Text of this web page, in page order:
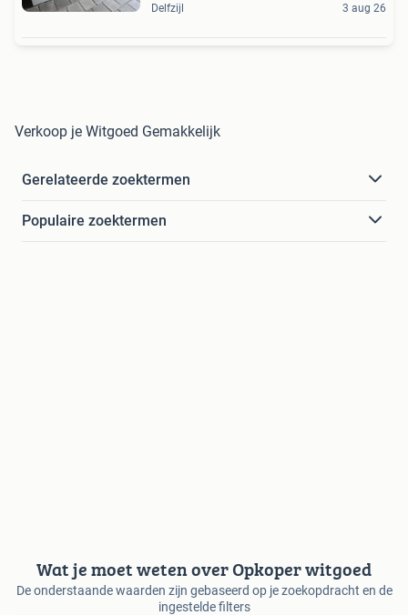
Delfzijl 3 aug 26
Verkoop je Witgoed Gemakkelijk
Gerelateerde zoektermen
Populaire zoektermen
Wat je moet weten over Opkoper witgoed
De onderstaande waarden zijn gebaseerd op je zoekopdracht en de
ingestelde filters